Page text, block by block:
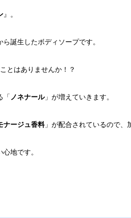
』。
誕生したボディソープです。
とはありませんか！？
ノネナール」が増えていきます。
ナージュ香料」が配合されているので、
地です。